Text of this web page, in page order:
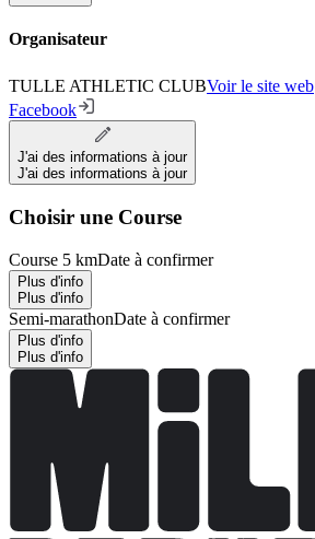
Organisateur
TULLE ATHLETIC CLUBVoir le site web
Facebook
J'ai des informations à jour
J'ai des informations à jour
Choisir une Course
Course 5 kmDate à confirmer
Plus d'info
Plus d'info
Semi-marathonDate à confirmer
Plus d'info
Plus d'info